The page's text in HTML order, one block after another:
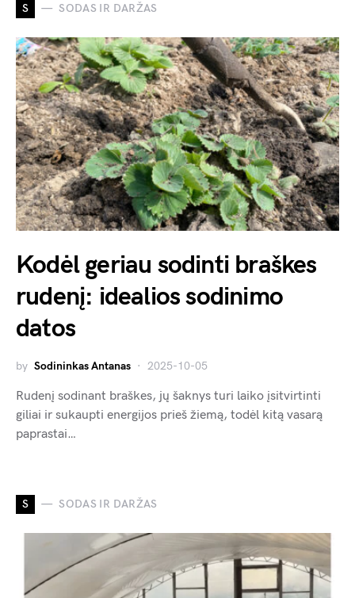
S SODAS IR DARŽAS
Kodėl geriau sodinti braškes
rudenį: idealios sodinimo
datos
by Sodininkas Antanas 2025-10-05
Rudenį sodinant braškes, jų šaknys turi laiko įsitvirtinti
giliai ir sukaupti energijos prieš žiemą, todėl kitą vasarą
paprastai…
S SODAS IR DARŽAS